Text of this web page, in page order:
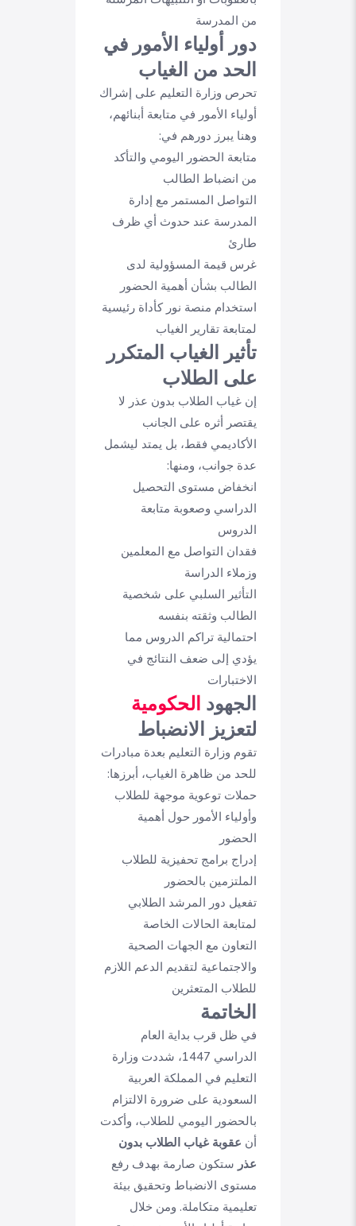
من المدرسة
دور أولياء الأمور في
الحد من الغياب
تحرص وزارة التعليم على إشراك
أولياء الأمور في متابعة أبنائهم،
وهنا يبرز دورهم في:
متابعة الحضور اليومي والتأكد
من انضباط الطالب
التواصل المستمر مع إدارة
المدرسة عند حدوث أي ظرف
طارئ
غرس قيمة المسؤولية لدى
الطالب بشأن أهمية الحضور
استخدام منصة نور كأداة رئيسية
لمتابعة تقارير الغياب
تأثير الغياب المتكرر
على الطلاب
إن غياب الطلاب بدون عذر لا
يقتصر أثره على الجانب
الأكاديمي فقط، بل يمتد ليشمل
عدة جوانب، ومنها:
انخفاض مستوى التحصيل
الدراسي وصعوبة متابعة
الدروس
فقدان التواصل مع المعلمين
وزملاء الدراسة
التأثير السلبي على شخصية
الطالب وثقته بنفسه
احتمالية تراكم الدروس مما
يؤدي إلى ضعف النتائج في
الاختبارات
الجهود الحكومية
لتعزيز الانضباط
تقوم وزارة التعليم بعدة مبادرات
للحد من ظاهرة الغياب، أبرزها:
حملات توعوية موجهة للطلاب
وأولياء الأمور حول أهمية
الحضور
إدراج برامج تحفيزية للطلاب
الملتزمين بالحضور
تفعيل دور المرشد الطلابي
لمتابعة الحالات الخاصة
التعاون مع الجهات الصحية
والاجتماعية لتقديم الدعم اللازم
للطلاب المتعثرين
الخاتمة
في ظل قرب بداية العام
الدراسي 1447، شددت وزارة
التعليم في المملكة العربية
السعودية على ضرورة الالتزام
بالحضور اليومي للطلاب، وأكدت
أن عقوبة غياب الطلاب بدون
عذر ستكون صارمة بهدف رفع
مستوى الانضباط وتحقيق بيئة
تعليمية متكاملة. ومن خلال